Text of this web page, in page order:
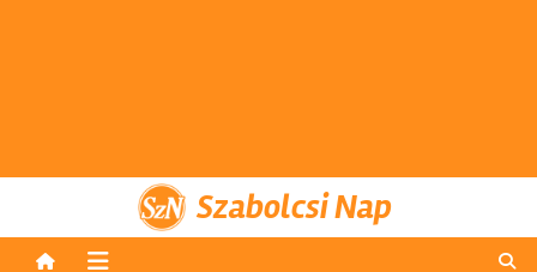
Szabolcsi Nap